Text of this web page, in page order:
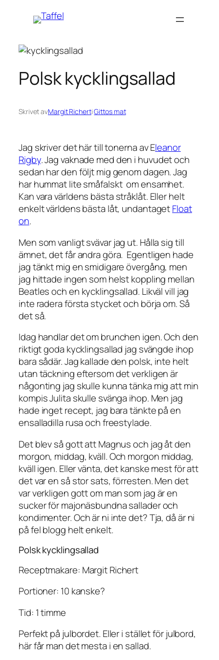
Polsk kycklingsallad
Skrivet avMargit RichertiGittos mat
Jag skriver det här till tonerna av Eleanor
Rigby. Jag vaknade med den i huvudet och
sedan har den följt mig genom dagen. Jag
har hummat lite småfalskt om ensamhet.
Kan vara världens bästa stråklåt. Eller helt
enkelt världens bästa låt, undantagetFloat
on.
Men som vanligt svävar jag ut. Hålla sig till
ämnet, det får andra göra. Egentligen hade
jag tänkt mig en smidigare övergång, men
jag hittade ingen som helst koppling mellan
Beatles och en kycklingsallad. Likväl vill jag
inte radera första stycket och börja om. Så
det så.
Idag handlar det om brunchen igen. Och den
riktigt goda kycklingsallad jag svängde ihop
bara sådär. Jag kallade den polsk, inte helt
utan täckning eftersom det verkligen är
någonting jag skulle kunna tänka mig att min
kompis Julita skulle svänga ihop. Men jag
hade inget recept, jag bara tänkte på en
ensalladilla rusa och freestylade.
Det blev så gott att Magnus och jag åt den
morgon, middag, kväll. Och morgon middag,
kväll igen. Eller vänta, det kanske mest för att
det var en så stor sats, förresten. Men det
var verkligen gott om man som jag är en
sucker för majonäsbundna sallader och
kondimenter. Och är ni inte det? Tja, då är ni
på fel blogg helt enkelt.
Polsk kycklingsallad
Receptmakare: Margit Richert
Portioner: 10 kanske?
Tid: 1 timme
Perfekt på julbordet. Eller i stället för julbord,
här får man det mesta i en sallad.